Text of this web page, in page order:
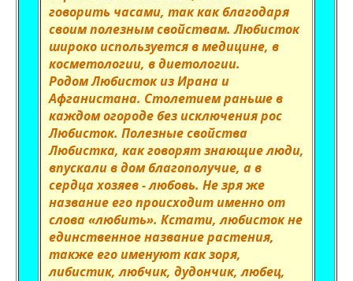
говорить часами, так как благодаря
своим полезным свойствам. Любисток
широко используется в медицине, в
косметологии, в диетологии.
Родом Любисток из Ирана и
Афганистана. Столетием раньше в
каждом огороде без исключения рос
Любисток. Полезные свойства
Любистка, как говорят знающие люди,
впускали в дом благополучие, а в
сердца хозяев - любовь. Не зря же
название его происходит именно от
слова «любить». Кстати, любисток не
единственное название растения,
также его именуют как зоря,
либистик, любчик, дудончик, любец,